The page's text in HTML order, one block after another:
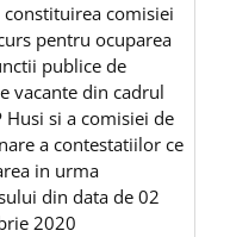
comisiei
pentru ocuparea
publice de
vacante din cadrul
Husi si a comisiei de
a contestatiilor ce
in urma
din data de 02
2020